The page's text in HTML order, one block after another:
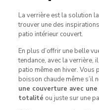
La verrière est la solution
trouver une des
patio intérieur couvert.
En plus d’offrir une belle
tendance, avec la verrière,
patio même en hiver. Vous
boisson chaude même s’il
une couverture avec
totalité ou juste sur une